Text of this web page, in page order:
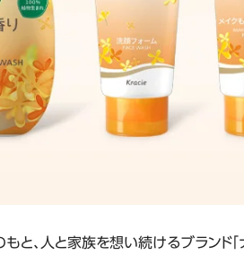
、人と家族を想い続けるブランド「